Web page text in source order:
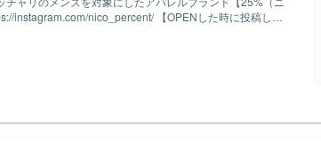
モデルで撮影した写真提供できます （Tシャツ・カーデ
ざいましたらご質問いただけますと幸いです